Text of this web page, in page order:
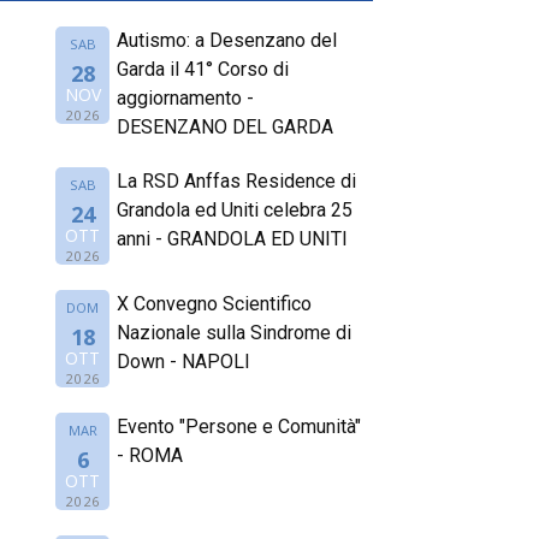
SAB
28
NOV
2026
Autismo: a Desenzano del
Garda il 41° Corso di
aggiornamento -
DESENZANO DEL GARDA
SAB
24
OTT
2026
La RSD Anffas Residence di
Grandola ed Uniti celebra 25
anni - GRANDOLA ED UNITI
DOM
18
OTT
2026
X Convegno Scientifico
Nazionale sulla Sindrome di
Down - NAPOLI
MAR
6
OTT
2026
Evento "Persone e Comunità"
- ROMA